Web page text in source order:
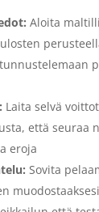
Aloita
Laita selvä
että seuraa
eroja
Sovita
muodostaaksesi